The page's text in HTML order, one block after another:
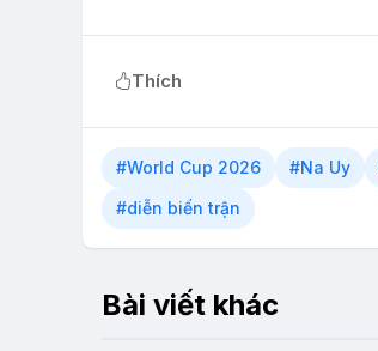
Thích
#World Cup 2026 #Na Uy
#diễn biến trận
Bài viết khác